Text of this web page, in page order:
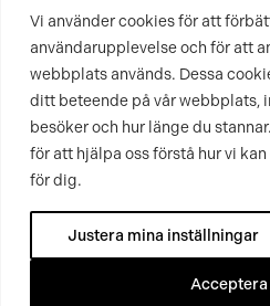
Vi använder cookies för att
användarupplevelse och för att
webbplats används. Dessa
ditt beteende på vår webbplats,
besöker och hur länge du
för att hjälpa oss förstå hur vi
för dig.
Justera mina inställningar
Acceptera